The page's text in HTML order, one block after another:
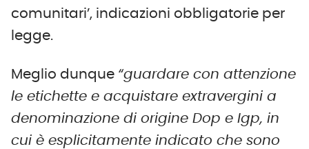
comunitari’, indicazioni obbligatorie per
legge.
Meglio dunque “guardare con attenzione
le etichette e acquistare extravergini a
denominazione di origine Dop e Igp, in
cui è esplicitamente indicato che sono